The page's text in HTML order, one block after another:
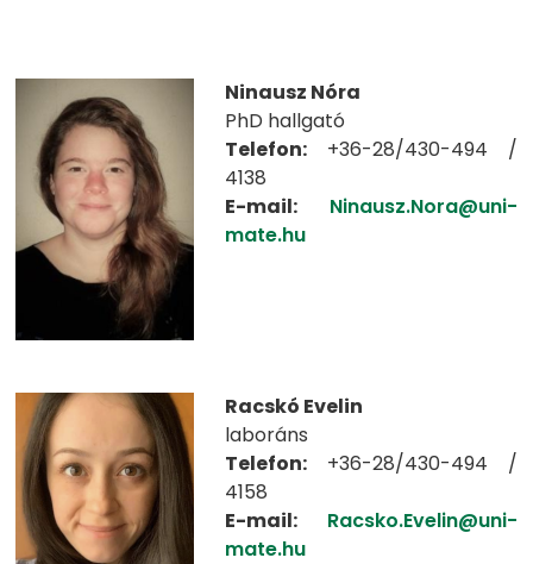
Ninausz Nóra
PhD hallgató
Telefon: +36-28/430-494 /
4138
E-mail:
Ninausz.Nora@uni-
mate.hu
Racskó Evelin
laboráns
Telefon: +36-28/430-494 /
4158
E-mail:
Racsko.Evelin@uni-
mate.hu